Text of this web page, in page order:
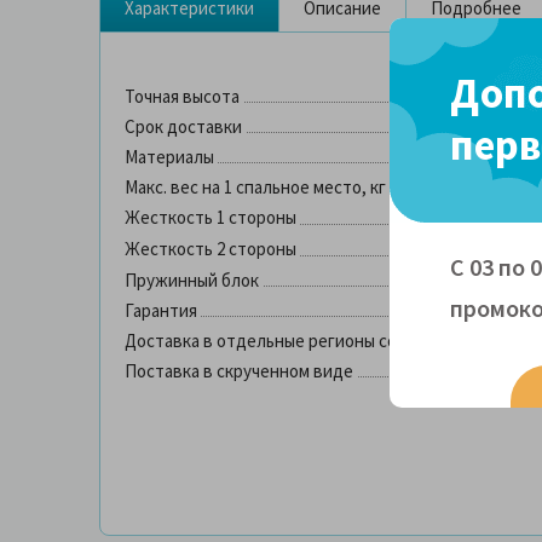
Характеристики Описание Подробнее
Точная высота
Срок доставки
Материалы
Макс. вес на 1 спальное место, кг
Жесткость 1 стороны
Жесткость 2 стороны
Пружинный блок
Гарантия
Доставка в отдельные регионы со склада в Москве
Поставка в скрученном виде
С 03 по